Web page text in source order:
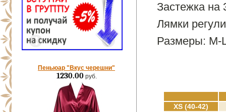
Пеньюар "Вкус черешни"
1230.00руб.
Застежка на
Лямки
Размеры: М-
XS (40-42)